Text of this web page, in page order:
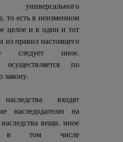
то есть в неизменном
целое и в один и тот
из правил настоящего
следует иное.
осуществляется по
закону.
входят
наследодателю на
вещи, иное
в том числе